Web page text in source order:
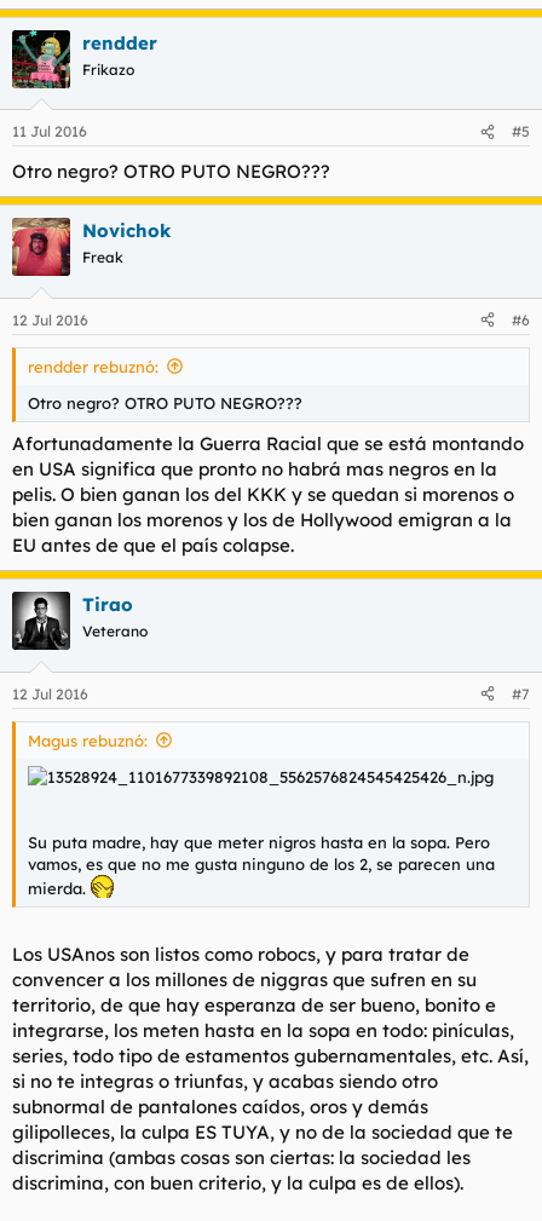
rendder
Frikazo
11 Jul 2016 #5
Otro negro? OTRO PUTO NEGRO???
Novichok
Freak
12 Jul 2016 #6
rendder rebuznó:
Otro negro? OTRO PUTO NEGRO???
Afortunadamente la Guerra Racial que se está montando
en USA significa que pronto no habrá mas negros en la
pelis. O bien ganan los del KKK y se quedan si morenos o
bien ganan los morenos y los de Hollywood emigran a la
EU antes de que el país colapse.
Tirao
Veterano
12 Jul 2016 #7
Magus rebuznó:
Su puta madre, hay que meter nigros hasta en la sopa. Pero
vamos, es que no me gusta ninguno de los 2, se parecen una
mierda.
Los USAnos son listos como robocs, y para tratar de
convencer a los millones de niggras que sufren en su
territorio, de que hay esperanza de ser bueno, bonito e
integrarse, los meten hasta en la sopa en todo: pinículas,
series, todo tipo de estamentos gubernamentales, etc. Así,
si no te integras o triunfas, y acabas siendo otro
subnormal de pantalones caídos, oros y demás
gilipolleces, la culpa ES TUYA, y no de la sociedad que te
discrimina (ambas cosas son ciertas: la sociedad les
discrimina, con buen criterio, y la culpa es de ellos).